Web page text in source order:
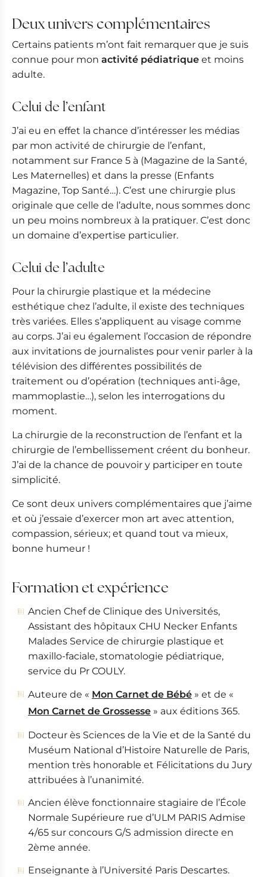
Deux univers complémentaires
Certains patients m’ont fait remarquer que je suis
connue pour mon activité pédiatrique et moins
adulte.
Celui de l’enfant
J’ai eu en effet la chance d’intéresser les médias
par mon activité de chirurgie de l’enfant,
notamment sur France 5 à (Magazine de la Santé,
Les Maternelles) et dans la presse (Enfants
Magazine, Top Santé…). C’est une chirurgie plus
originale que celle de l’adulte, nous sommes donc
un peu moins nombreux à la pratiquer. C’est donc
un domaine d’expertise particulier.
Celui de l’adulte
Pour la chirurgie plastique et la médecine
esthétique chez l’adulte, il existe des techniques
très variées. Elles s’appliquent au visage comme
au corps. J’ai eu également l’occasion de répondre
aux invitations de journalistes pour venir parler à la
télévision des différentes possibilités de
traitement ou d’opération (techniques anti-âge,
mammoplastie…), selon les interrogations du
moment.
La chirurgie de la reconstruction de l’enfant et la
chirurgie de l’embellissement créent du bonheur.
J’ai de la chance de pouvoir y participer en toute
simplicité.
Ce sont deux univers complémentaires que j’aime
et où j’essaie d’exercer mon art avec attention,
compassion, sérieux; et quand tout va mieux,
bonne humeur !
Formation et expérience
Ancien Chef de Clinique des Universités,
Assistant des hôpitaux CHU Necker Enfants
Malades Service de chirurgie plastique et
maxillo-faciale, stomatologie pédiatrique,
service du Pr COULY.
Auteure de « Mon Carnet de Bébé » et de «
Mon Carnet de Grossesse » aux éditions 365.
Docteur ès Sciences de la Vie et de la Santé du
Muséum National d’Histoire Naturelle de Paris,
mention très honorable et Félicitations du Jury
attribuées à l’unanimité.
Ancien élève fonctionnaire stagiaire de l’École
Normale Supérieure rue d’ULM PARIS Admise
4/65 sur concours G/S admission directe en
2ème année.
Enseignante à l’Université Paris Descartes.